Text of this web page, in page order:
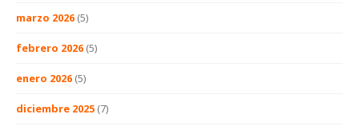
marzo 2026 (5)
febrero 2026 (5)
enero 2026 (5)
diciembre 2025 (7)